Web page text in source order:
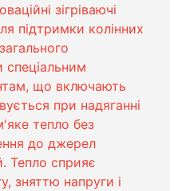
зігріваючі
підтримки колінних
що включають
при надяганні
тепло без
до джерел
Тепло сприяє
зняттю напруги і